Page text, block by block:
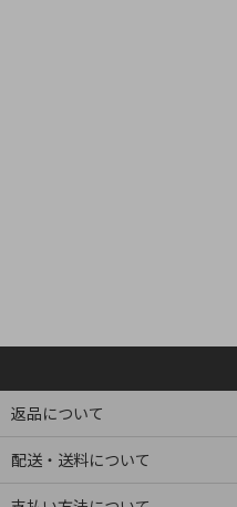
返品について
配送・送料について